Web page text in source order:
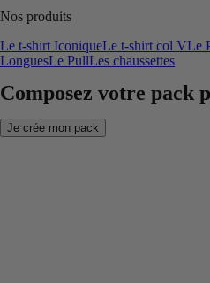
Nos produits
Le t-shirt IconiqueLe t-shirt col VLe
LonguesLe PullLes chaussettes
Composez votre pack
Je crée mon pack